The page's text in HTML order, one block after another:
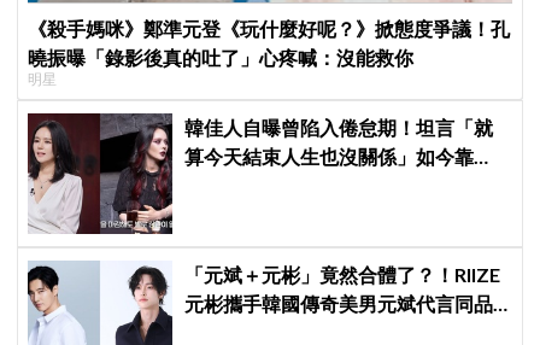
《殺手媽咪》鄭準元登《玩什麼好呢？》掀態度爭議！孔
曉振曝「錄影後真的吐了」心疼喊：沒能救你
明星
韓佳人自曝曾陷入倦怠期！坦言「就
算今天結束人生也沒關係」如今靠
「元斌＋元彬」竟然合體了？！RIIZE
元彬攜手韓國傳奇美男元斌代言同品